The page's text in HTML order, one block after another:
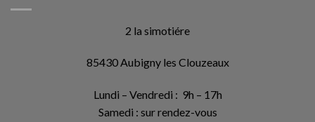
2 la simotiére
85430 Aubigny les Clouzeaux
Lundi – Vendredi : 9h – 17h
Samedi : sur rendez-vous